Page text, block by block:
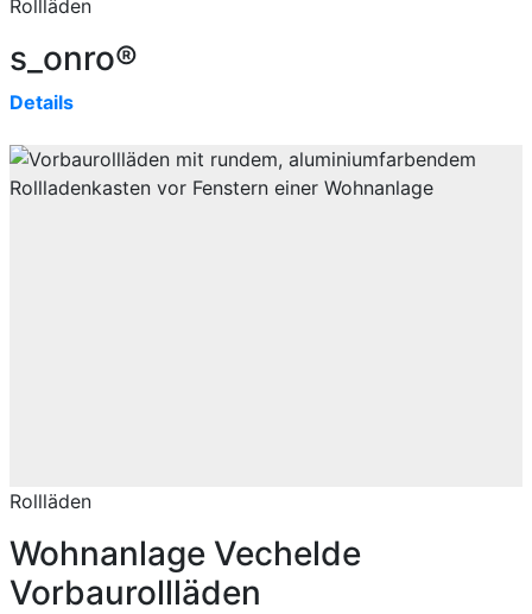
Rollläden
s_onro®
Details
Rollläden
Wohnanlage Vechelde
Vorbaurollläden